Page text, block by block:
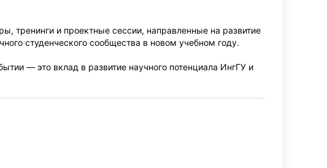
тренинги и проектные сессии, направленные на развитие
студенческого сообщества в новом учебном году.
— это вклад в развитие научного потенциала ИнгГУ и